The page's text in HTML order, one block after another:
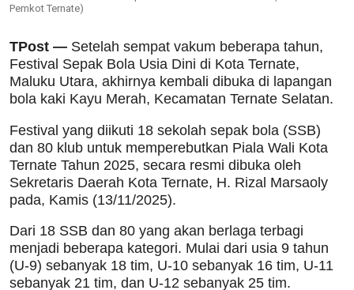
Pemkot Ternate)
TPost — Setelah sempat vakum beberapa tahun,
Festival Sepak Bola Usia Dini di Kota Ternate,
Maluku Utara, akhirnya kembali dibuka di lapangan
bola kaki Kayu Merah, Kecamatan Ternate Selatan.
Festival yang diikuti 18 sekolah sepak bola (SSB)
dan 80 klub untuk memperebutkan Piala Wali Kota
Ternate Tahun 2025, secara resmi dibuka oleh
Sekretaris Daerah Kota Ternate, H. Rizal Marsaoly
pada, Kamis (13/11/2025).
Dari 18 SSB dan 80 yang akan berlaga terbagi
menjadi beberapa kategori. Mulai dari usia 9 tahun
(U-9) sebanyak 18 tim, U-10 sebanyak 16 tim, U-11
sebanyak 21 tim, dan U-12 sebanyak 25 tim.